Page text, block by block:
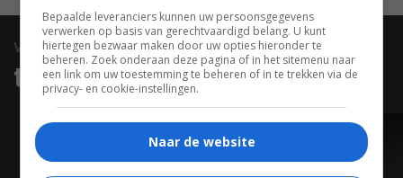
video
trailers & clips
Bepaalde leveranciers kunnen uw persoonsgegevens
verwerken op basis van gerechtvaardigd belang. U kunt
hiertegen bezwaar maken door uw opties hieronder te
beheren. Zoek onderaan deze pagina of in het sitemenu naar
een link om uw toestemming te beheren of in te trekken via de
privacy- en cookie-instellingen.
Naar de website